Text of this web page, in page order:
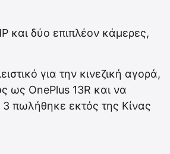
και δύο επιπλέον κάμερες,
για την κινεζική αγορά,
ως OnePlus 13R και να
πωλήθηκε εκτός της Κίνας